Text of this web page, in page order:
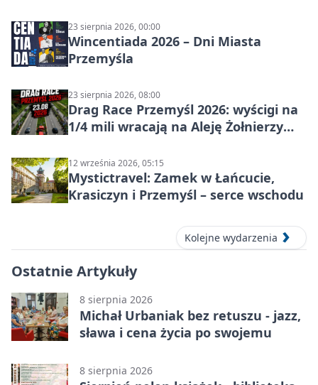
23 sierpnia 2026, 00:00
Wincentiada 2026 – Dni Miasta
Przemyśla
23 sierpnia 2026, 08:00
Drag Race Przemyśl 2026: wyścigi na
1/4 mili wracają na Aleję Żołnierzy
12 września 2026, 05:15
Mystictravel: Zamek w Łańcucie,
Krasiczyn i Przemyśl – serce wschodu
Kolejne wydarzenia
Ostatnie Artykuły
8 sierpnia 2026
Michał Urbaniak bez retuszu - jazz,
sława i cena życia po swojemu
8 sierpnia 2026